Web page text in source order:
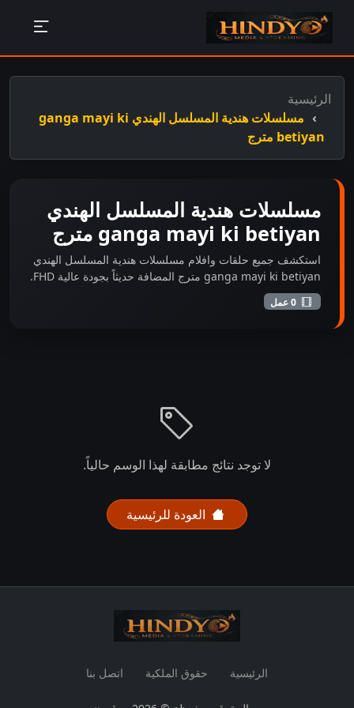
الرئيسية
مسلسلات هندية المسلسل الهندي ganga mayi ki
betiyan مترج
مسلسلات هندية المسلسل الهندي
ganga mayi ki betiyan مترج
استكشف جميع حلقات وافلام مسلسلات هندية المسلسل الهندي
ganga mayi ki betiyan مترج المضافة حديثاً بجودة عالية FHD.
لا توجد نتائج مطابقة لهذا الوسم حالياً.
العودة للرئيسية
الرئيسية حقوق الملكية اتصل بنا